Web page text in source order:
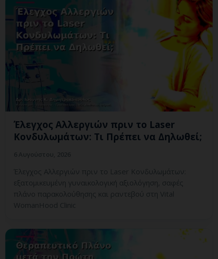
Έλεγχος Αλλεργιών πριν το Laser
Κονδυλωμάτων: Τι Πρέπει να Δηλωθεί;
Έλεγχος Αλλεργιών πριν το Laser Κονδυλωμάτων:
εξατομικευμένη γυναικολογική αξιολόγηση, σαφές
πλάνο παρακολούθησης και ραντεβού στη Vital
WomanHood Clinic